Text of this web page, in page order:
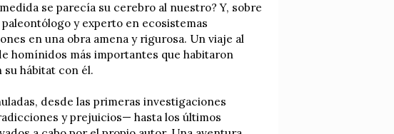
se parecía su cerebro al nuestro? Y, sobre
y experto en ecosistemas
en una obra amena y rigurosa. Un viaje al
homínidos más importantes que habitaron
hábitat con él.
desde las primeras investigaciones
y prejuicios— hasta los últimos